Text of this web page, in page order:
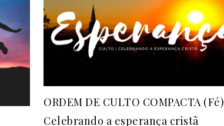
ORDEM DE CULTO COMPACTA (Fé)
Celebrando a esperança cristã